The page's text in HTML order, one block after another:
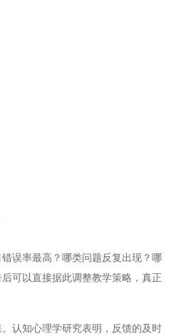
误率最高？哪类问题反复出现？哪
可以直接据此调整教学策略，真正
认知心理学研究表明，反馈的及时